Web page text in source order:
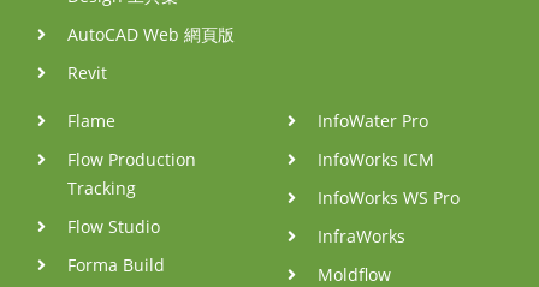
AutoCAD Web 網頁版
Revit
Flame
Flow Production
Tracking
Flow Studio
Forma Build
InfoWater Pro
InfoWorks ICM
InfoWorks WS Pro
InfraWorks
Moldflow